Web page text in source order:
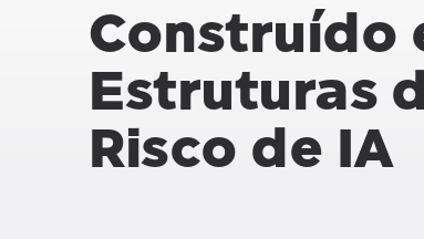
Construído
Estruturas
Risco de IA